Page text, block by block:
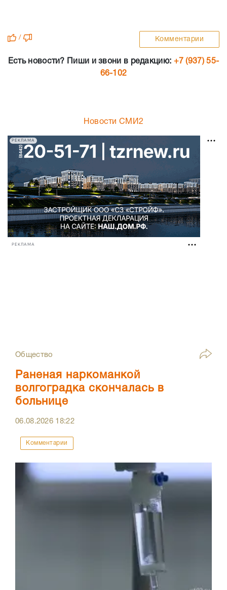
/ Комментарии
Есть новости? Пиши и звони в редакцию: +7 (937) 55-
66-102
Новости СМИ2
РЕКЛАМА
РЕКЛАМА
Общество
Раненая наркоманкой
волгоградка скончалась в
больнице
06.08.2026 18:22
Комментарии